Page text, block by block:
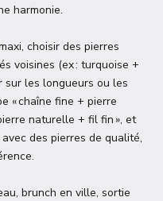
harmonie.
choisir des pierres
voisines (ex : turquoise +
sur les longueurs ou les
« chaîne fine + pierre
naturelle + fil fin », et
des pierres de qualité,
brunch en ville, sortie